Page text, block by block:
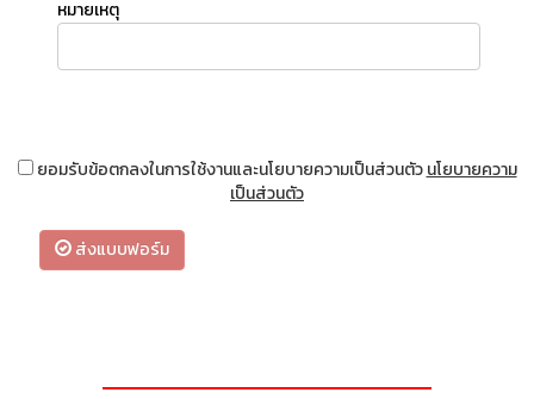
หมายเหตุ
ยอมรับข้อตกลงในการใช้งานและนโยบายความเป็นส่วนตัวนโยบายความ
เป็นส่วนตัว
ส่งแบบฟอร์ม